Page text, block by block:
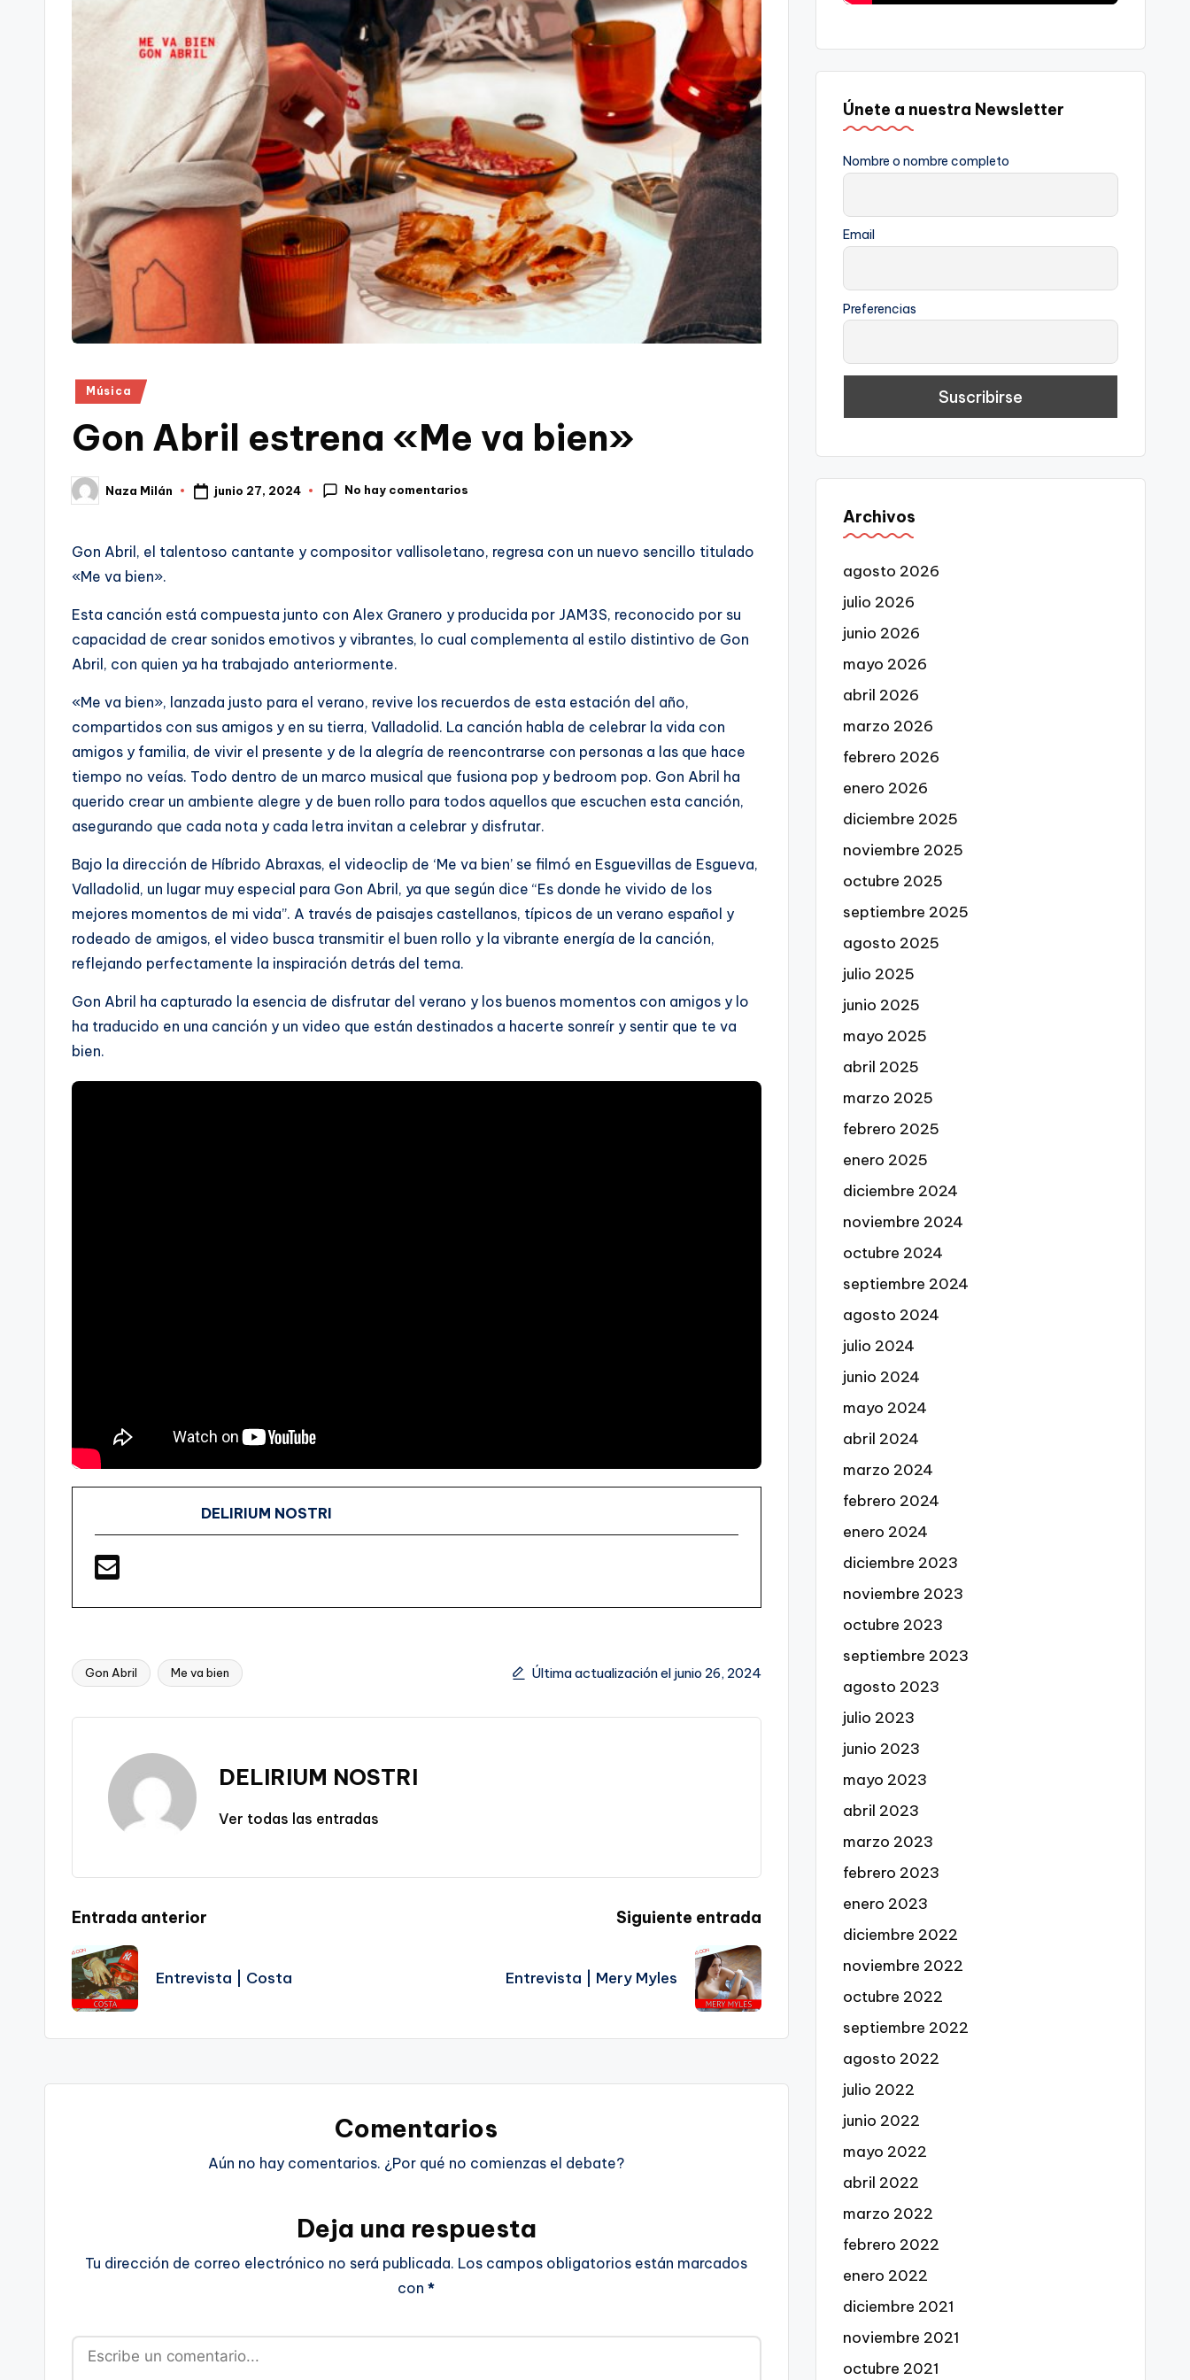
Publicado
Música
Gon Abril estrena «Me va bien»
Publicado
por
Naza Milán junio 27, 2024 No hay comentarios
Gon Abril, el talentoso cantante y compositor vallisoletano, regresa con un nuevo sencillo titulado
«Me va bien».
Esta canción está compuesta junto con Alex Granero y producida por JAM3S, reconocido por su
capacidad de crear sonidos emotivos y vibrantes, lo cual complementa al estilo distintivo de Gon
Abril, con quien ya ha trabajado anteriormente.
«Me va bien», lanzada justo para el verano, revive los recuerdos de esta estación del año,
compartidos con sus amigos y en su tierra, Valladolid. La canción habla de celebrar la vida con
amigos y familia, de vivir el presente y de la alegría de reencontrarse con personas a las que hace
tiempo no veías. Todo dentro de un marco musical que fusiona pop y bedroom pop. Gon Abril ha
querido crear un ambiente alegre y de buen rollo para todos aquellos que escuchen esta canción,
asegurando que cada nota y cada letra invitan a celebrar y disfrutar.
Bajo la dirección de Híbrido Abraxas, el videoclip de ‘Me va bien’ se filmó en Esguevillas de Esgueva,
Valladolid, un lugar muy especial para Gon Abril, ya que según dice “Es donde he vivido de los
mejores momentos de mi vida”. A través de paisajes castellanos, típicos de un verano español y
rodeado de amigos, el video busca transmitir el buen rollo y la vibrante energía de la canción,
reflejando perfectamente la inspiración detrás del tema.
Gon Abril ha capturado la esencia de disfrutar del verano y los buenos momentos con amigos y lo
ha traducido en una canción y un video que están destinados a hacerte sonreír y sentir que te va
bien.
DELIRIUM NOSTRI
Etiquetas:
Gon Abril Me va bien Última actualización el junio 26, 2024
DELIRIUM NOSTRI
Ver todas las entradas
Navegación
de
entradas
Entrada anterior
Entrevista | Costa
Siguiente entrada
Entrevista | Mery Myles
Comentarios
Aún no hay comentarios. ¿Por qué no comienzas el debate?
Deja una respuesta
Tu dirección de correo electrónico no será publicada. Los campos obligatorios están marcados
con*
Únete a nuestra Newsletter
Nombre o nombre completo
Email
Preferencias
Archivos
agosto 2026
julio 2026
junio 2026
mayo 2026
abril 2026
marzo 2026
febrero 2026
enero 2026
diciembre 2025
noviembre 2025
octubre 2025
septiembre 2025
agosto 2025
julio 2025
junio 2025
mayo 2025
abril 2025
marzo 2025
febrero 2025
enero 2025
diciembre 2024
noviembre 2024
octubre 2024
septiembre 2024
agosto 2024
julio 2024
junio 2024
mayo 2024
abril 2024
marzo 2024
febrero 2024
enero 2024
diciembre 2023
noviembre 2023
octubre 2023
septiembre 2023
agosto 2023
julio 2023
junio 2023
mayo 2023
abril 2023
marzo 2023
febrero 2023
enero 2023
diciembre 2022
noviembre 2022
octubre 2022
septiembre 2022
agosto 2022
julio 2022
junio 2022
mayo 2022
abril 2022
marzo 2022
febrero 2022
enero 2022
diciembre 2021
noviembre 2021
octubre 2021